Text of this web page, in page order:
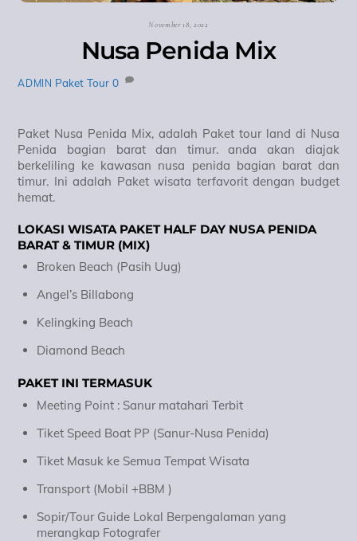
November 18, 2022
Nusa Penida Mix
ADMIN Paket Tour 0
Paket Nusa Penida Mix, adalah Paket tour land di Nusa
Penida bagian barat dan timur. anda akan diajak
berkeliling ke kawasan nusa penida bagian barat dan
timur. Ini adalah Paket wisata terfavorit dengan budget
hemat.
LOKASI WISATA PAKET HALF DAY NUSA PENIDA
BARAT & TIMUR (MIX)
Broken Beach (Pasih Uug)
Angel’s Billabong
Kelingking Beach
Diamond Beach
PAKET INI TERMASUK
Meeting Point : Sanur matahari Terbit
Tiket Speed Boat PP (Sanur-Nusa Penida)
Tiket Masuk ke Semua Tempat Wisata
Transport (Mobil +BBM )
Sopir/Tour Guide Lokal Berpengalaman yang
merangkap Fotografer